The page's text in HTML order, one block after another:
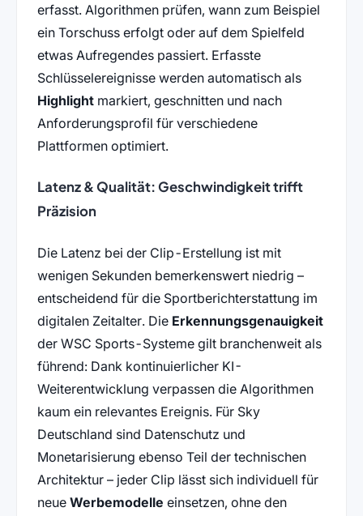
erfasst. Algorithmen prüfen, wann zum Beispiel
ein Torschuss erfolgt oder auf dem Spielfeld
etwas Aufregendes passiert. Erfasste
Schlüsselereignisse werden automatisch als
Highlightmarkiert, geschnitten und nach
Anforderungsprofil für verschiedene
Plattformen optimiert.
Latenz & Qualität: Geschwindigkeit trifft
Präzision
Die Latenz bei der Clip-Erstellung ist mit
wenigen Sekunden bemerkenswert niedrig –
entscheidend für die Sportberichterstattung im
digitalen Zeitalter. Die Erkennungsgenauigkeit
der WSC Sports-Systeme gilt branchenweit als
führend: Dank kontinuierlicher KI-
Weiterentwicklung verpassen die Algorithmen
kaum ein relevantes Ereignis. Für Sky
Deutschland sind Datenschutz und
Monetarisierung ebenso Teil der technischen
Architektur – jeder Clip lässt sich individuell für
neue Werbemodelle einsetzen, ohne den